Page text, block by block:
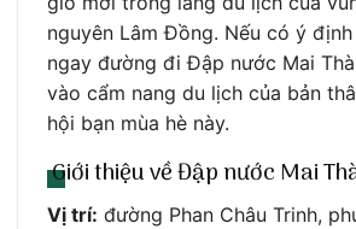
nguyên Lâm Đồng. Nếu có ý
ngay đường đi Đập nước Mai
vào cẩm nang du lịch của bản
hội bạn mùa hè này.
Giới thiệu về Đập nước Mai
Vị trí: đường Phan Châu Trinh,